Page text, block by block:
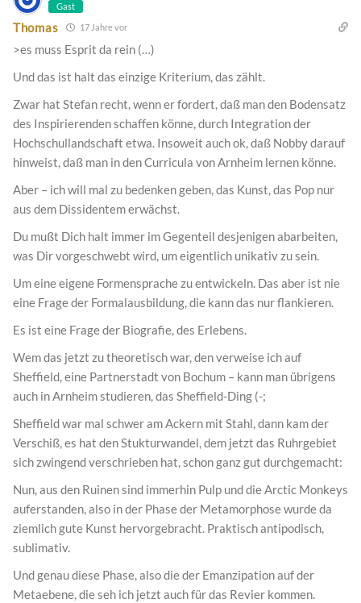
Gast
Thomas 17 Jahre vor
>es muss Esprit da rein (…)
Und das ist halt das einzige Kriterium, das zählt.
Zwar hat Stefan recht, wenn er fordert, daß man den Bodensatz
des Inspirierenden schaffen könne, durch Integration der
Hochschullandschaft etwa. Insoweit auch ok, daß Nobby darauf
hinweist, daß man in den Curricula von Arnheim lernen könne.
Aber – ich will mal zu bedenken geben, das Kunst, das Pop nur
aus dem Dissidentem erwächst.
Du mußt Dich halt immer im Gegenteil desjenigen abarbeiten,
was Dir vorgeschwebt wird, um eigentlich unikativ zu sein.
Um eine eigene Formensprache zu entwickeln. Das aber ist nie
eine Frage der Formalausbildung, die kann das nur flankieren.
Es ist eine Frage der Biografie, des Erlebens.
Wem das jetzt zu theoretisch war, den verweise ich auf
Sheffield, eine Partnerstadt von Bochum – kann man übrigens
auch in Arnheim studieren, das Sheffield-Ding (-;
Sheffield war mal schwer am Ackern mit Stahl, dann kam der
Verschiß, es hat den Stukturwandel, dem jetzt das Ruhrgebiet
sich zwingend verschrieben hat, schon ganz gut durchgemacht:
Nun, aus den Ruinen sind immerhin Pulp und die Arctic Monkeys
auferstanden, also in der Phase der Metamorphose wurde da
ziemlich gute Kunst hervorgebracht. Praktisch antipodisch,
sublimativ.
Und genau diese Phase, also die der Emanzipation auf der
Metaebene, die seh ich jetzt auch für das Revier kommen.